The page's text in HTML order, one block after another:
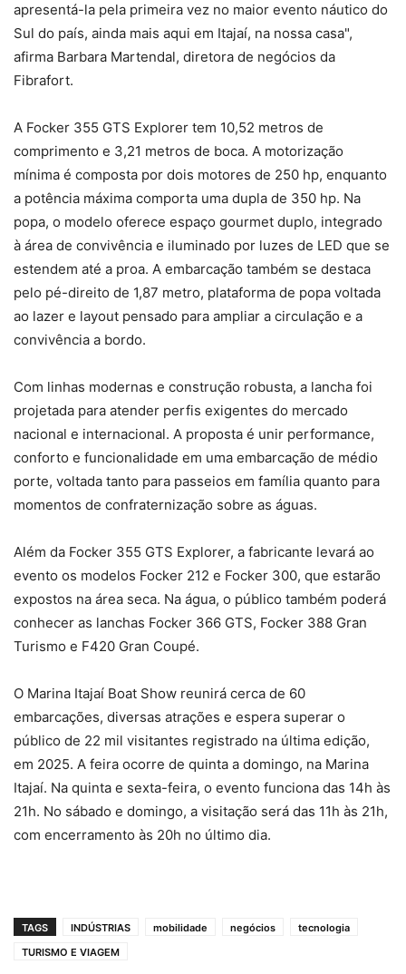
apresentá-la pela primeira vez no maior evento náutico do
Sul do país, ainda mais aqui em Itajaí, na nossa casa",
afirma Barbara Martendal, diretora de negócios da
Fibrafort.
A Focker 355 GTS Explorer tem 10,52 metros de
comprimento e 3,21 metros de boca. A motorização
mínima é composta por dois motores de 250 hp, enquanto
a potência máxima comporta uma dupla de 350 hp. Na
popa, o modelo oferece espaço gourmet duplo, integrado
à área de convivência e iluminado por luzes de LED que se
estendem até a proa. A embarcação também se destaca
pelo pé-direito de 1,87 metro, plataforma de popa voltada
ao lazer e layout pensado para ampliar a circulação e a
convivência a bordo.
Com linhas modernas e construção robusta, a lancha foi
projetada para atender perfis exigentes do mercado
nacional e internacional. A proposta é unir performance,
conforto e funcionalidade em uma embarcação de médio
porte, voltada tanto para passeios em família quanto para
momentos de confraternização sobre as águas.
Além da Focker 355 GTS Explorer, a fabricante levará ao
evento os modelos Focker 212 e Focker 300, que estarão
expostos na área seca. Na água, o público também poderá
conhecer as lanchas Focker 366 GTS, Focker 388 Gran
Turismo e F420 Gran Coupé.
O Marina Itajaí Boat Show reunirá cerca de 60
embarcações, diversas atrações e espera superar o
público de 22 mil visitantes registrado na última edição,
em 2025. A feira ocorre de quinta a domingo, na Marina
Itajaí. Na quinta e sexta-feira, o evento funciona das 14h às
21h. No sábado e domingo, a visitação será das 11h às 21h,
com encerramento às 20h no último dia.
TAGS INDÚSTRIAS mobilidade negócios
tecnologia
TURISMO E VIAGEM